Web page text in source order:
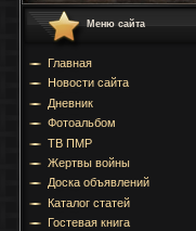
Меню сайта
Главная
Новости сайта
Дневник
Фотоальбом
ТВ ПМР
Жертвы войны
Доска объявлений
Каталог статей
Гостевая книга